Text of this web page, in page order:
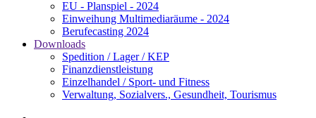
EU - Planspiel - 2024
Einweihung Multimediaräume - 2024
Berufecasting 2024
Downloads
Spedition / Lager / KEP
Finanzdienstleistung
Einzelhandel / Sport- und Fitness
Verwaltung, Sozialvers., Gesundheit, Tourismus